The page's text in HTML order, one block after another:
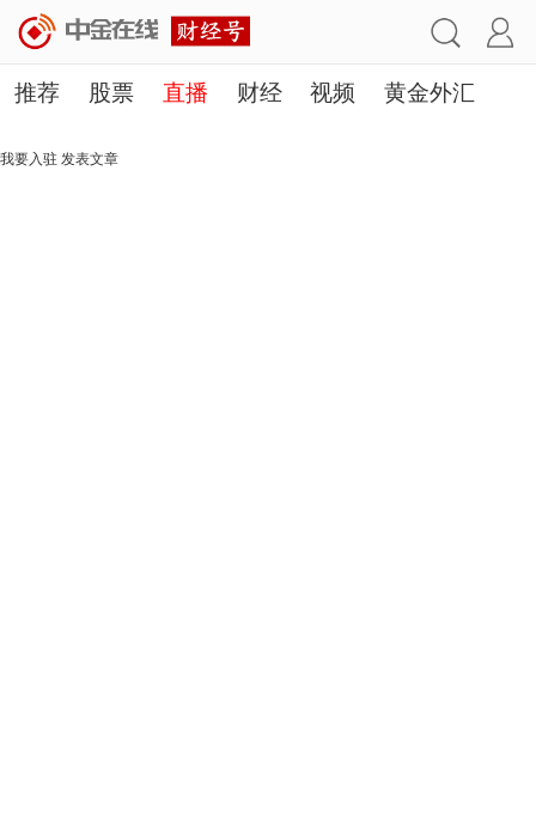
推荐 股票 直播 财经 视频 黄金外汇
理财 行业
我要入驻 发表文章